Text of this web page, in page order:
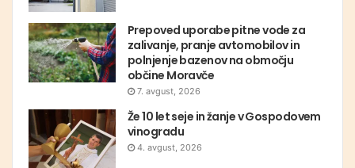
Prepoved uporabe pitne vode za
zalivanje, pranje avtomobilov in
polnjenje bazenov na območju
občine Moravče
7. avgust, 2026
Že 10 let seje in žanje v Gospodovem
vinogradu
4. avgust, 2026